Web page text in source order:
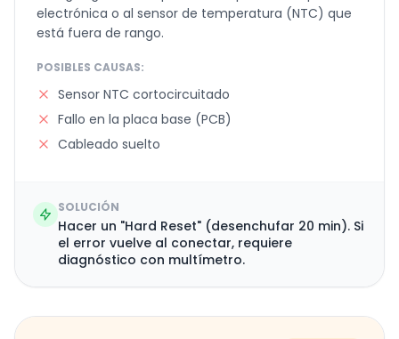
electrónica o al sensor de temperatura (NTC) que
está fuera de rango.
POSIBLES CAUSAS:
Sensor NTC cortocircuitado
Fallo en la placa base (PCB)
Cableado suelto
SOLUCIÓN
Hacer un "Hard Reset" (desenchufar 20 min). Si
el error vuelve al conectar, requiere
diagnóstico con multímetro.